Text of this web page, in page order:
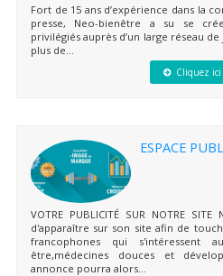
Fort de 15 ans d’expérience dans la
presse, Neo-bienêtre a su se
privilégiés auprès d’un large réseau
plus de...
Cliquez ici
ESPACE
VOTRE PUBLICITÉ SUR NOTRE
d'apparaître sur son site afin de
francophones qui s'intéressent
être,médecines douces et
annonce pourra alors...